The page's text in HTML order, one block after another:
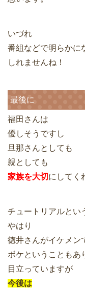
いづれ
番組などで明らかに
しれませんね！
最後に
福田さんは
優しそうですし
旦那さんとしても
親としても
家族を大切にしてく
チュートリアルとい
やはり
徳井さんがイケメン
ボケということもあ
目立っていますが
今後は